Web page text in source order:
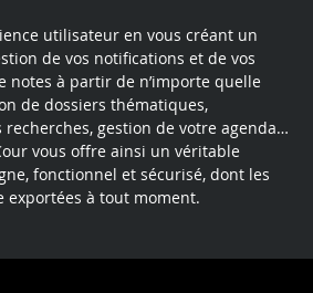
utilisateur en vous créant un
de vos notifications et de vos
notes à partir de n’importe quelle
de dossiers thématiques,
gestion de votre agenda…
vous offre ainsi un véritable
fonctionnel et sécurisé, dont les
à tout moment.